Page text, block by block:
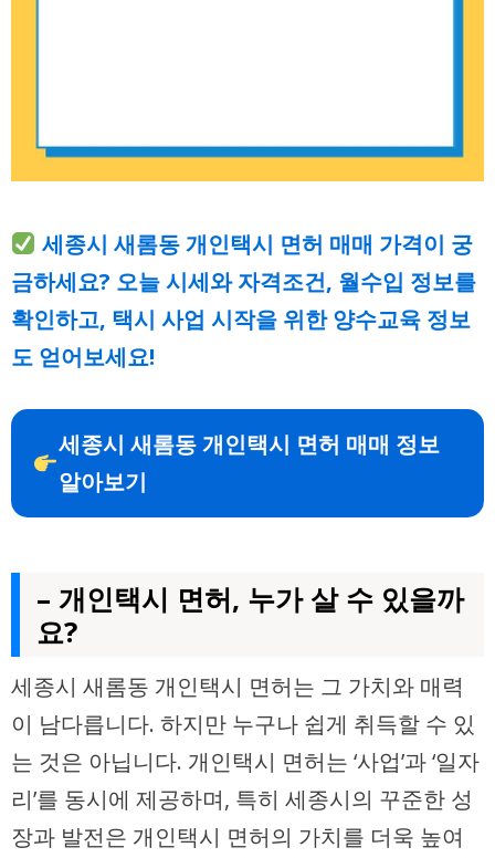
세종시 새롬동 개인택시 면허 매매 가격이 궁
금하세요? 오늘 시세와 자격조건, 월수입 정보를
확인하고, 택시 사업 시작을 위한 양수교육 정보
도 얻어보세요!
세종시 새롬동 개인택시 면허 매매 정보
알아보기
– 개인택시 면허, 누가 살 수 있을까
요?
세종시 새롬동 개인택시 면허는 그 가치와 매력
이 남다릅니다. 하지만 누구나 쉽게 취득할 수 있
는 것은 아닙니다. 개인택시 면허는 ‘사업’과 ‘일자
리’를 동시에 제공하며, 특히 세종시의 꾸준한 성
장과 발전은 개인택시 면허의 가치를 더욱 높여